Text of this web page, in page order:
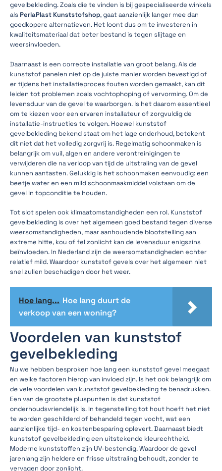
gevelbekleding. Zoals die te vinden is bij gespecialiseerde winkels
alsPerlaPlast Kunststofshop, gaat aanzienlijk langer mee dan
goedkopere alternatieven. Het loont dus om te investeren in
kwaliteitsmateriaal dat beter bestand is tegen slijtage en
weersinvloeden.
Daarnaast is een correcte installatie van groot belang. Als de
kunststof panelen niet op de juiste manier worden bevestigd of
er tijdens het installatieproces fouten worden gemaakt, kan dit
leiden tot problemen zoals vochtophoping of vervorming. Om de
levensduur van de gevel te waarborgen. Is het daarom essentieel
om te kiezen voor een ervaren installateur of zorgvuldig de
installatie-instructies te volgen. Hoewel kunststof
gevelbekleding bekend staat om het lage onderhoud, betekent
dit niet dat het volledig zorgvrij is. Regelmatig schoonmaken is
belangrijk om vuil, algen en andere verontreinigingen te
verwijderen die na verloop van tijd de uitstraling van de gevel
kunnen aantasten. Gelukkig is het schoonmaken eenvoudig: een
beetje water en een mild schoonmaakmiddel volstaan om de
gevel in topconditie te houden.
Tot slot spelen ook klimaatomstandigheden een rol. Kunststof
gevelbekleding is over het algemeen goed bestand tegen diverse
weersomstandigheden, maar aanhoudende blootstelling aan
extreme hitte, kou of fel zonlicht kan de levensduur enigszins
beïnvloeden. In Nederland zijn de weersomstandigheden echter
relatief mild. Waardoor kunststof gevels over het algemeen niet
snel zullen beschadigen door het weer.
Hoe lang... Hoe lang duurt de
verkoop van een woning?
Voordelen van kunststof
gevelbekleding
Nu we hebben besproken hoe lang een kunststof gevel meegaat
en welke factoren hierop van invloed zijn. Is het ook belangrijk om
de vele voordelen van kunststof gevelbekleding te benadrukken.
Een van de grootste pluspunten is dat kunststof
onderhoudsvriendelijk is. In tegenstelling tot hout hoeft het niet
te worden geschilderd of behandeld tegen vocht, wat een
aanzienlijke tijd- en kostenbesparing oplevert. Daarnaast biedt
kunststof gevelbekleding een uitstekende kleurechtheid.
Moderne kunststoffen zijn UV-bestendig. Waardoor de gevel
jarenlang zijn heldere en frisse uitstraling behoudt, zonder te
vervagen door zonlicht.